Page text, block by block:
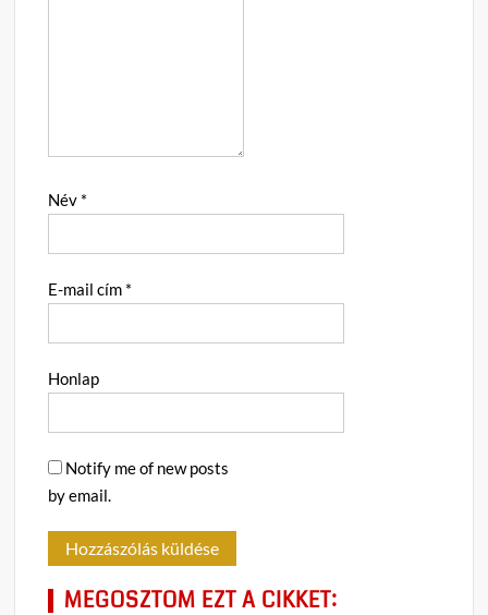
Név *
E-mail cím *
Honlap
Notify me of new posts
by email.
MEGOSZTOM EZT A CIKKET: